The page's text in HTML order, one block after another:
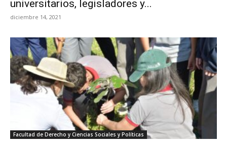
universitarios, legisladores y...
diciembre 14, 2021
Facultad de Derecho y Ciencias Sociales y Políticas